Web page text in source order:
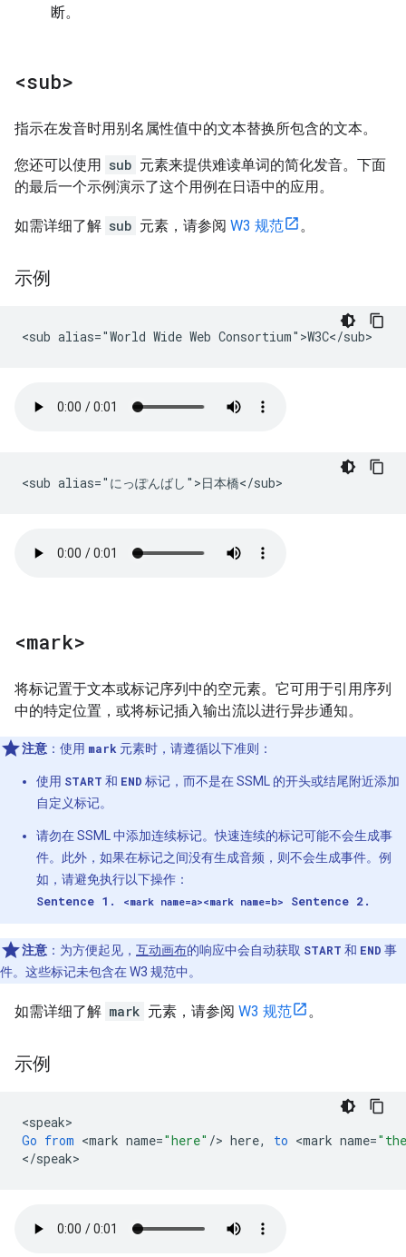
断。
<sub>
指示在发音时用别名属性值中的文本替换所包含的文本。
您还可以使用 sub 元素来提供难读单词的简化发音。下面
的最后一个示例演示了这个用例在日语中的应用。
如需详细了解 sub 元素，请参阅 W3 规范 。
示例
<sub alias="World Wide Web Consortium">W3C</sub>
<sub alias="にっぽんばし">日本橋</sub>
<mark>
将标记置于文本或标记序列中的空元素。它可用于引用序列
中的特定位置，或将标记插入输出流以进行异步通知。
注意 ：使用 mark 元素时，请遵循以下准则：
使用 START 和 END 标记，而不是在 SSML 的开头或结尾附近添加
自定义标记。
请勿在 SSML 中添加连续标记。快速连续的标记可能不会生成事
件。此外，如果在标记之间没有生成音频，则不会生成事件。例
如，请避免执行以下操作：
Sentence 1. <mark name=a><mark name=b> Sentence 2.
注意 ：为方便起见， 互动画布的响应中会自动获取 START 和 END 事
件。这些标记未包含在 W3 规范中。
如需详细了解 mark 元素，请参阅 W3 规范 。
示例
<speak
Go from <mark name="here" /> here, to <mark name=
</speak>